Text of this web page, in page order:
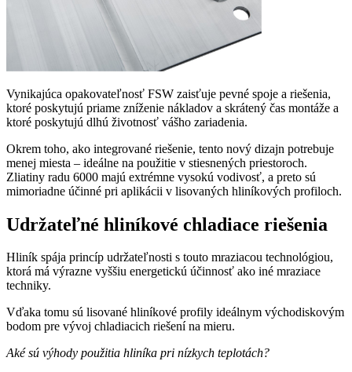
Vynikajúca opakovateľnosť FSW zaisťuje pevné spoje a riešenia,
ktoré poskytujú priame zníženie nákladov a skrátený čas montáže a
ktoré poskytujú dlhú životnosť vášho zariadenia.
Okrem toho, ako integrované riešenie, tento nový dizajn potrebuje
menej miesta – ideálne na použitie v stiesnených priestoroch.
Zliatiny radu 6000 majú extrémne vysokú vodivosť, a preto sú
mimoriadne účinné pri aplikácii v lisovaných hliníkových profiloch.
Udržateľné hliníkové chladiace riešenia
Hliník spája princíp udržateľnosti s touto mraziacou technológiou,
ktorá má výrazne vyššiu energetickú účinnosť ako iné mraziace
techniky.
Vďaka tomu sú lisované hliníkové profily ideálnym východiskovým
bodom pre vývoj chladiacich riešení na mieru.
Aké sú výhody použitia hliníka pri nízkych teplotách?